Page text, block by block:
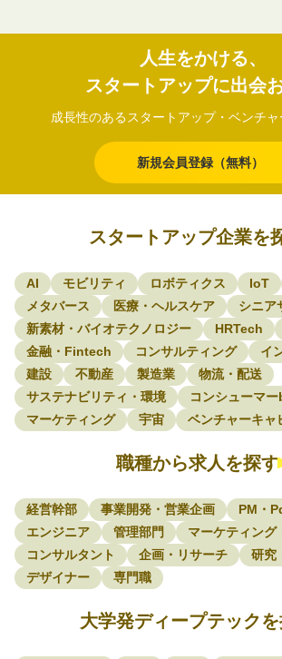
人生をかける、
スタートアップに出会お
成長性のあるスタートアップ・ベンチ
新規会員登録（無料）
スタートアップ企業を
AI モビリティ ロボティクス IoT
メタバース
医療・ヘルスケア
シニア
新素材・バイオテクノロジー
HRTech
金融・Fintech
コンサルティング
イ
建設
不動産 製造業
物流・配送
サステナビリティ・環境
コンシューマ
マーケティング
宇宙 ベンチャーキャ
職種から求人を探す
経営幹部 事業開発・営業企画 PM・
エンジニア
管理部門
マーケティング
コンサルタント
企画・リサーチ
研究
デザイナー
専門職
大学発ディープテック